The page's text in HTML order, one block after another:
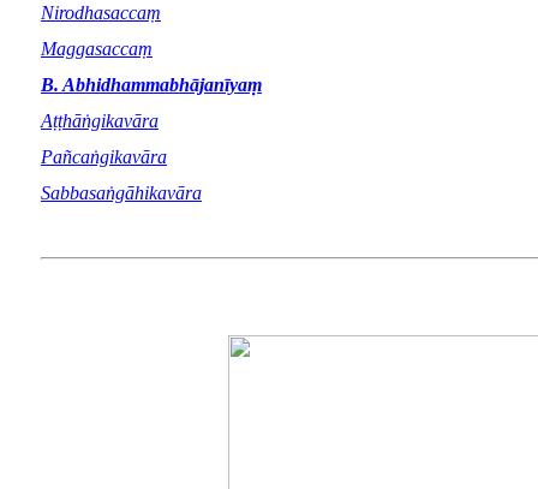
Nirodhasaccaṃ
Maggasaccaṃ
B. Abhidhammabhājanīyaṃ
Aṭṭhāṅgikavāra
Pañcaṅgikavāra
Sabbasaṅgāhikavāra